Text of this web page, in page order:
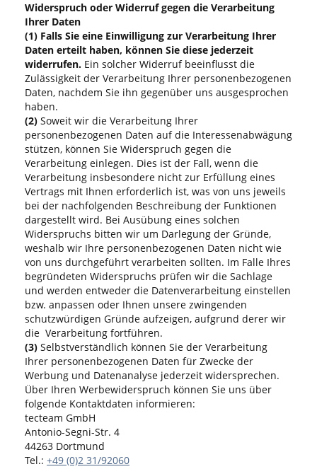
Widerspruch oder Widerruf gegen die Verarbeitung
Ihrer Daten
(1) Falls Sie eine Einwilligung zur Verarbeitung Ihrer
Daten erteilt haben, können Sie diese jederzeit
widerrufen. Ein solcher Widerruf beeinflusst die
Zulässigkeit der Verarbeitung Ihrer personenbezogenen
Daten, nachdem Sie ihn gegenüber uns ausgesprochen
haben.
(2) Soweit wir die Verarbeitung Ihrer
personenbezogenen Daten auf die Interessenabwägung
stützen, können Sie Widerspruch gegen die
Verarbeitung einlegen. Dies ist der Fall, wenn die
Verarbeitung insbesondere nicht zur Erfüllung eines
Vertrags mit Ihnen erforderlich ist, was von uns jeweils
bei der nachfolgenden Beschreibung der Funktionen
dargestellt wird. Bei Ausübung eines solchen
Widerspruchs bitten wir um Darlegung der Gründe,
weshalb wir Ihre personenbezogenen Daten nicht wie
von uns durchgeführt verarbeiten sollten. Im Falle Ihres
begründeten Widerspruchs prüfen wir die Sachlage
und werden entweder die Datenverarbeitung einstellen
bzw. anpassen oder Ihnen unsere zwingenden
schutzwürdigen Gründe aufzeigen, aufgrund derer wir
die Verarbeitung fortführen.
(3) Selbstverständlich können Sie der Verarbeitung
Ihrer personenbezogenen Daten für Zwecke der
Werbung und Datenanalyse jederzeit widersprechen.
Über Ihren Werbewiderspruch können Sie uns über
folgende Kontaktdaten informieren:
tecteam GmbH
Antonio-Segni-Str. 4
44263 Dortmund
Tel.: +49 (0)2 31/92060